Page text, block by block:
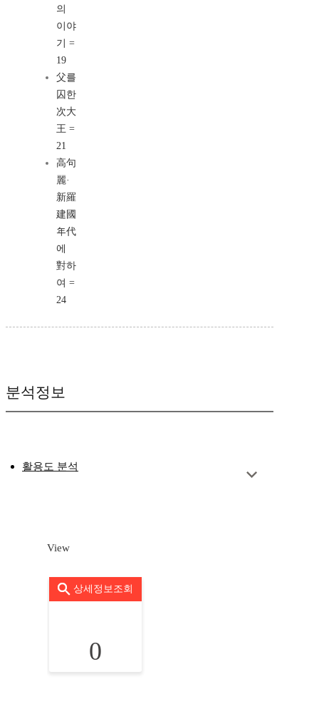
의
이야
기 =
19
父를
囚한
次大
王 =
21
高句
麗·
新羅
建國
年代
에
對하
여 =
24
분석정보
활용도 분석
View
상세정보조회
0